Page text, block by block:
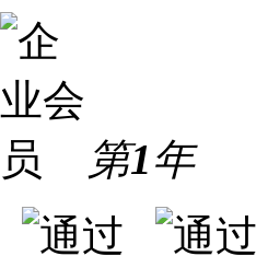
第1年